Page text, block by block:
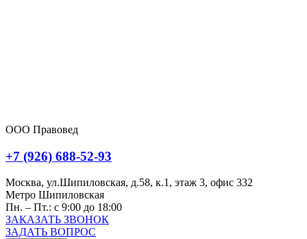
ООО Правовед
+7 (926) 688-52-93
Москва, ул.Шипиловская, д.58, к.1, этаж 3, офис 332
Метро Шипиловская
Пн. – Пт.: с 9:00 до 18:00
ЗАКАЗАТЬ ЗВОНОК
ЗАДАТЬ ВОПРОС